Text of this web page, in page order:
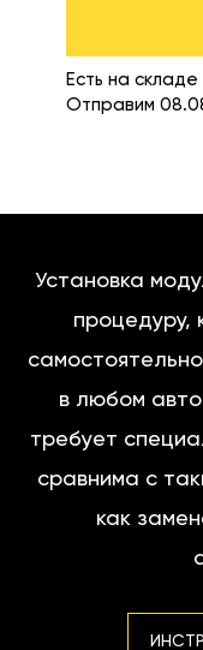
Есть на складе
Отправим
Установка
процедуру,
в любом
требует
сравнима с
как